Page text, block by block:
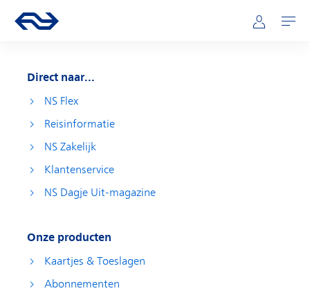
Hoofdnavigatie
Ga naar de homepage van ns.nl Mijn NS
Openen
Direct naar...
NS Flex
Reisinformatie
NS Zakelijk
Klantenservice
NS Dagje Uit-magazine
Onze producten
Kaartjes & Toeslagen
Abonnementen